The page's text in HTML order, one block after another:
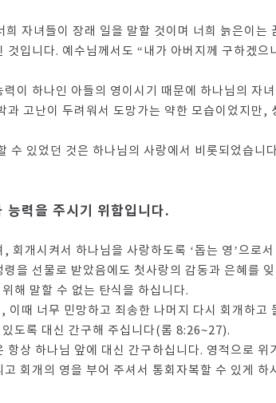
자녀들이 장래 일을 말할 것이며 너희 늙은이는
입니다. 예수님께서도 “내가 아버지께 구하겠으
이 하나인 아들의 영이시기 때문에 하나님의 자
고난이 두려워서 도망가는 약한 모습이었지만,
수 있었던 것은 하나님의 사랑에서 비롯되었습니
능력을 주시기 위함입니다.
개시켜서 하나님을 사랑하도록 ‘돕는 영’으로
을 선물로 받았음에도 첫사랑의 감동과 은혜를
해 말할 수 없는 탄식을 하십니다.
때 너무 민망하고 죄송한 나머지 다시 회개하고
도록 대신 간구해 주십니다(롬 8:26~27).
상 하나님 앞에 대신 간구하십니다. 영적으로
회개의 영을 부어 주셔서 통회자복할 수 있게